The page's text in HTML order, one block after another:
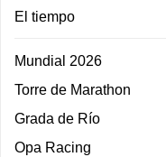
El tiempo
Mundial 2026
Torre de Marathon
Grada de Río
Opa Racing